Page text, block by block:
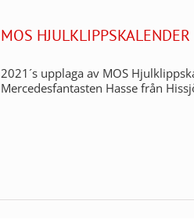
MOS
2021´s upplaga av MOS
Mercedesfantasten Hasse från